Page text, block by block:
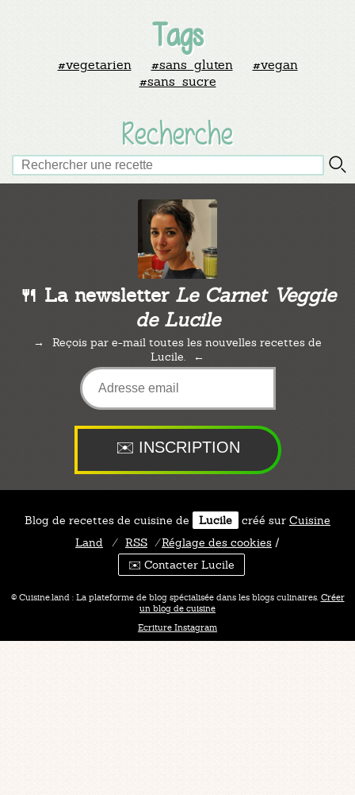
Tags
#vegetarien #sans_gluten
#vegan
#sans_sucre
Recherche
🍴 La newsletter Le Carnet Veggie
de Lucile
Reçois par e-mail toutes les nouvelles recettes de
Lucile.
Blog de recettes de cuisine de Lucile créé sur Cuisine
Land
⁄ RSS ⁄Réglage des cookies /
✉️ Contacter Lucile
© Cuisine.land : La plateforme de blog spécialisée dans les blogs culinaires. Créer
un blog de cuisine
Ecriture Instagram